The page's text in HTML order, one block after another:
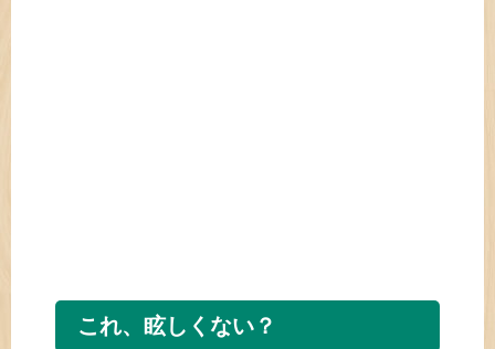
これ、眩しくない？